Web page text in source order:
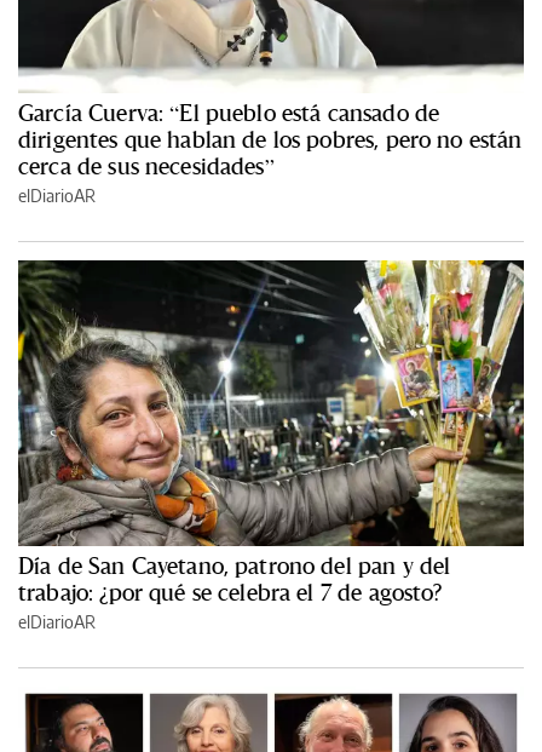
García Cuerva: “El pueblo está cansado de
dirigentes que hablan de los pobres, pero no están
cerca de sus necesidades”
elDiarioAR
Día de San Cayetano, patrono del pan y del
trabajo: ¿por qué se celebra el 7 de agosto?
elDiarioAR